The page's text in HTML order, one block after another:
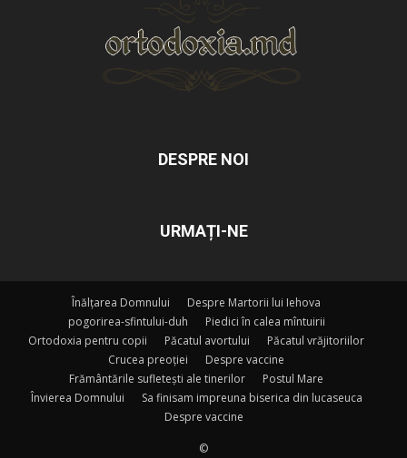
DESPRE NOI
URMAȚI-NE
Înălțarea Domnului
Despre Martorii lui Iehova
pogorirea-sfintului-duh
Piedici în calea mîntuirii
Ortodoxia pentru copii
Păcatul avortului
Păcatul vrăjitoriilor
Crucea preoției
Despre vaccine
Frământările sufletești ale tinerilor
Postul Mare
Învierea Domnului
Sa finisam impreuna biserica din lucaseuca
Despre vaccine
©